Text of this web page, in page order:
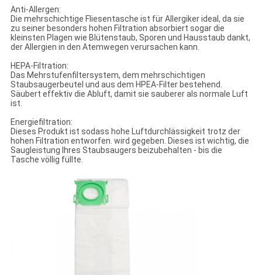
Anti-Allergen:
Die mehrschichtige Fliesentasche ist für Allergiker ideal, da sie
zu seiner besonders hohen Filtration absorbiert sogar die
kleinsten Plagen wie Blütenstaub, Sporen und Hausstaub dankt,
der Allergien in den Atemwegen verursachen kann.
HEPA-Filtration:
Das Mehrstufenfiltersystem, dem mehrschichtigen
Staubsaugerbeutel und aus dem HPEA-Filter bestehend.
Säubert effektiv die Abluft, damit sie sauberer als normale Luft
ist.
Energiefiltration:
Dieses Produkt ist sodass hohe Luftdurchlässigkeit trotz der
hohen Filtration entworfen. wird gegeben. Dieses ist wichtig, die
Saugleistung Ihres Staubsaugers beizubehalten - bis die
Tasche völlig füllte.